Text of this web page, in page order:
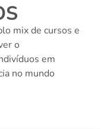
mix de cursos e
o
em
no mundo